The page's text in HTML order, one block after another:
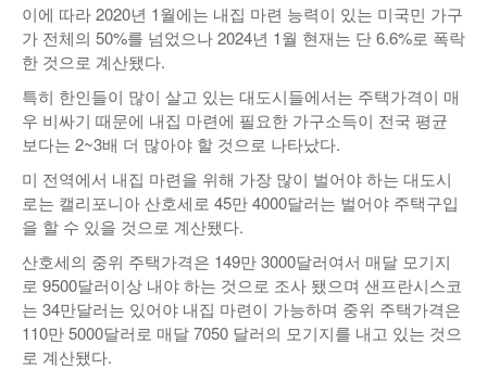
이에 따라 2020년 1월에는 내집 마련 능력이 있는 미국민 가구
가 전체의 50%를 넘었으나 2024년 1월 현재는 단 6.6%로 폭락
한 것으로 계산됐다.
특히 한인들이 많이 살고 있는 대도시들에서는 주택가격이 매
우 비싸기 때문에 내집 마련에 필요한 가구소득이 전국 평균
보다는 2~3배 더 많아야 할 것으로 나타났다.
미 전역에서 내집 마련을 위해 가장 많이 벌어야 하는 대도시
로는 캘리포니아 산호세로 45만 4000달러는 벌어야 주택구입
을 할 수 있을 것으로 계산됐다.
산호세의 중위 주택가격은 149만 3000달러여서 매달 모기지
로 9500달러이상 내야 하는 것으로 조사 됐으며 샌프란시스코
는 34만달러는 있어야 내집 마련이 가능하며 중위 주택가격은
110만 5000달러로 매달 7050 달러의 모기지를 내고 있는 것으
로 계산됐다.